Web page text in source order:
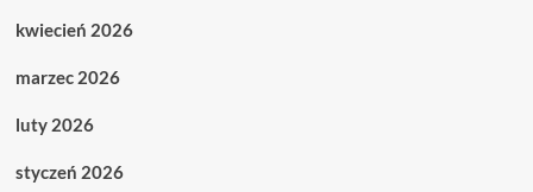
kwiecień 2026
marzec 2026
luty 2026
styczeń 2026